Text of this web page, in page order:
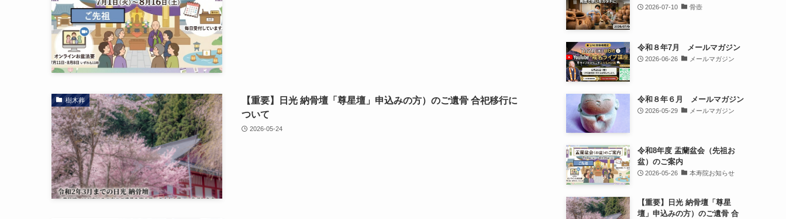
樹木葬
【重要】日光 納骨壇「尊星壇」申込みの方）のご遺骨 合祀移行に
ついて
2026-05-24
2026-07-10 骨壺
令和８年7月 メールマガジン
2026-06-26 メールマガジン
令和８年６月 メールマガジン
2026-05-29 メールマガジン
令和8年度 盂蘭盆会（先祖お
盆）のご案内
2026-05-26 本寿院お知らせ
【重要】日光 納骨壇「尊星
壇」申込みの方）のご遺骨 合